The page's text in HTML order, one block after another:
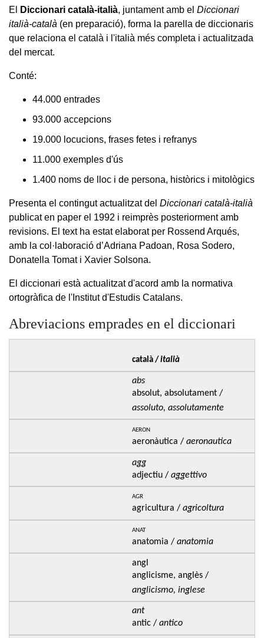
El Diccionari català-italià, juntament amb el Diccionari
italià-català (en preparació), forma la parella de diccionaris
que relaciona el català i l'italià més completa i actualitzada
del mercat.
Conté:
44.000 entrades
93.000 accepcions
19.000 locucions, frases fetes i refranys
11.000 exemples d'ús
1.400 noms de lloc i de persona, històrics i mitològics
Presenta el contingut actualitzat del Diccionari català-italià
publicat en paper el 1992 i reimprès posteriorment amb
revisions. El text ha estat elaborat per Rossend Arqués,
amb la col·laboració d’Adriana Padoan, Rosa Sodero,
Donatella Tomat i Xavier Solsona.
El diccionari està actualitzat d'acord amb la normativa
ortogràfica de l'Institut d'Estudis Catalans.
Abreviacions emprades en el diccionari
català / italià
abs
absolut, absolutament /
assoluto, assolutamente
aeron
aeronàutica / aeronautica
agg
adjectiu / aggettivo
agr
agricultura / agricoltura
anat
anatomia / anatomia
angl
anglicisme, anglès /
anglicismo, inglese
ant
antic / antico